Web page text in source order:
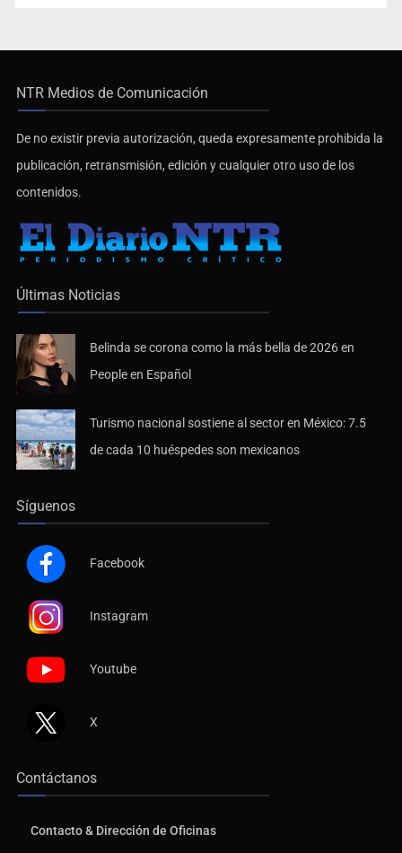
NTR Medios de Comunicación
De no existir previa autorización, queda expresamente prohibida la
publicación, retransmisión, edición y cualquier otro uso de los
contenidos.
Últimas Noticias
Belinda se corona como la más bella de 2026 en
People en Español
Turismo nacional sostiene al sector en México: 7.5
de cada 10 huéspedes son mexicanos
Síguenos
Facebook
Instagram
Youtube
X
Contáctanos
Contacto & Dirección de Oficinas